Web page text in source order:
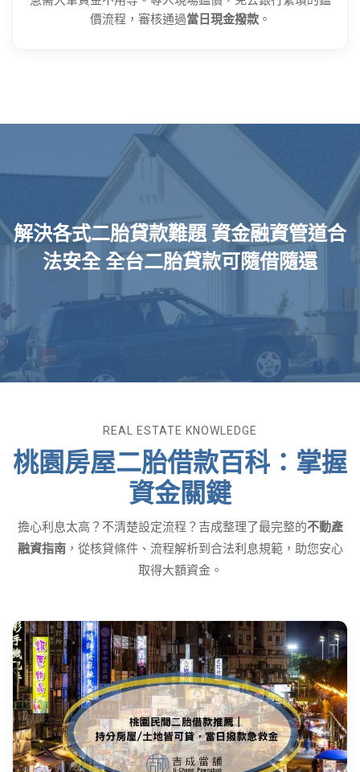
價流程，審核通過當日現金撥款。
解決各式二胎貸款難題 資金融資管道合
法安全 全台二胎貸款可隨借隨還
REAL ESTATE KNOWLEDGE
桃園房屋二胎借款百科：掌握
資金關鍵
擔心利息太高？不清楚設定流程？吉成整理了最完整的不動產
融資指南，從核貸條件、流程解析到合法利息規範，助您安心
取得大額資金。